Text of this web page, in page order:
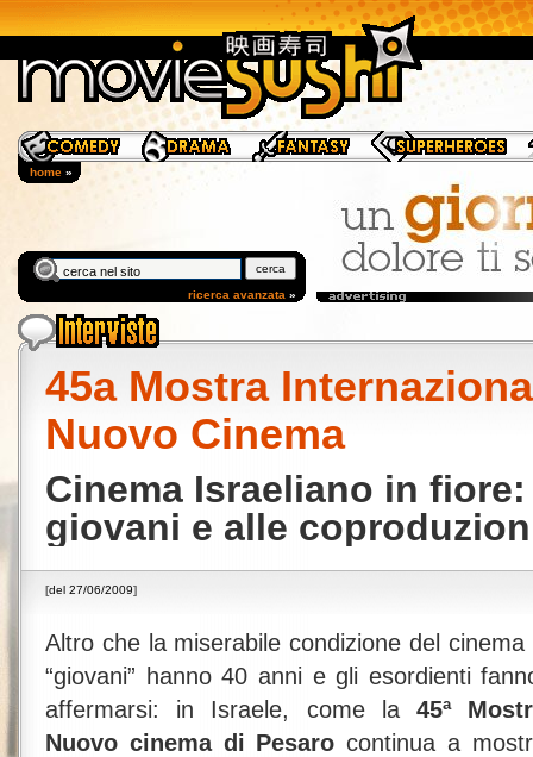
home »
45a Mostra
Nuovo Cinema
Cinema Israeliano in
giovani e alle
[del 27/06/2009]
Altro che la miserabile condizione del
“giovani” hanno 40 anni e gli esordienti
affermarsi: in Israele, come la45ª
Nuovo cinema di Pesaro continua a
ricerca avanzata »